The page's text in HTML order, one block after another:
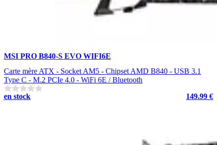
MSI PRO B840-S EVO WIFI6E
Carte mère ATX - Socket AM5 - Chipset AMD B840 - USB 3.1
Type C - M.2 PCIe 4.0 - WiFi 6E / Bluetooth
en stock
149.99 €